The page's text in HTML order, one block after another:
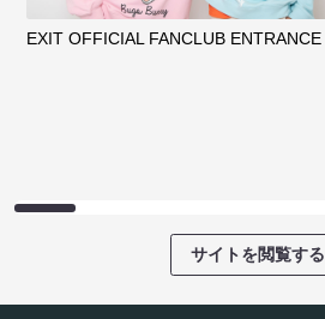
EXIT OFFICIAL FANCLUB ENTRANCE
サイトを閲覧する